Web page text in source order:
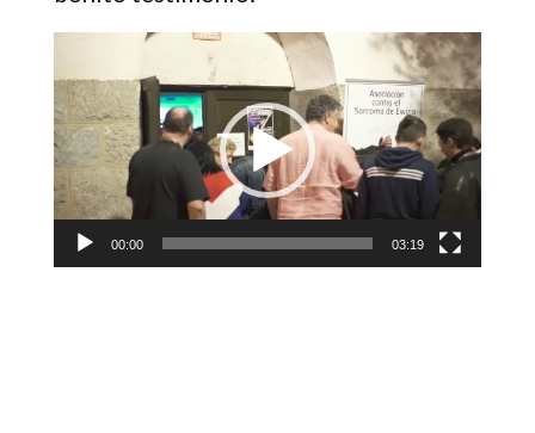
Reproductor
de
vídeo
00:00 03:19